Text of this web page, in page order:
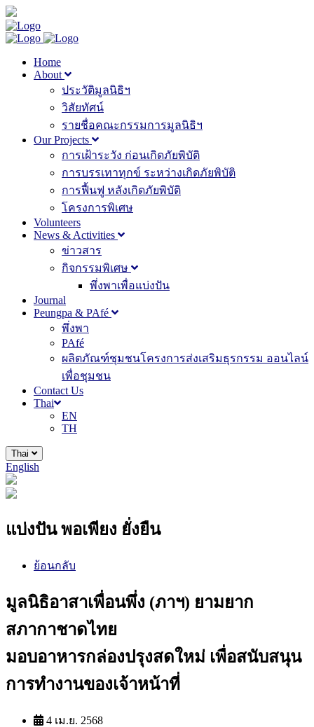
Home
About
ประวัติมูลนิธิฯ
วิสัยทัศน์
รายชื่อคณะกรรมการมูลนิธิฯ
Our Projects
การเฝ้าระวัง ก่อนเกิดภัยพิบัติ
การบรรเทาทุกข์ ระหว่างเกิดภัยพิบัติ
การฟื้นฟู หลังเกิดภัยพิบัติ
โครงการพิเศษ
Volunteers
News & Activities
ข่าวสาร
กิจกรรมพิเศษ
พึ่งพาเพื่อแบ่งปัน
Journal
Peungpa & PAfé
พึ่งพา
PAfé
ผลิตภัณฑ์ชุมชนโครงการส่งเสริมธุรกรรม ออนไลน์
เพื่อชุมชน
Contact Us
Thai
EN
TH
Thai
English
แบ่งปัน พอเพียง ยั่งยืน
ย้อนกลับ
มูลนิธิอาสาเพื่อนพึ่ง (ภาฯ) ยามยาก
สภากาชาดไทย
มอบอาหารกล่องปรุงสดใหม่ เพื่อสนับสนุน
การทำงานของเจ้าหน้าที่
4 เม.ย. 2568